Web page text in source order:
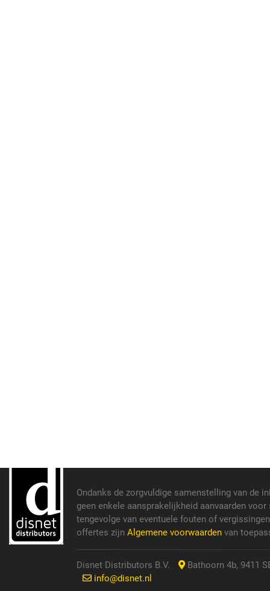
Ondanks de zorgvuldige samenstelling van de
geen enkele aansprakelijkheid aanvaarden
tengevolge van eventuele fouten of
offertes zijn Algemene voorwaarden van
Disnet Distributors B.V.
Bathoorn 4b, 9411
info@disnet.nl